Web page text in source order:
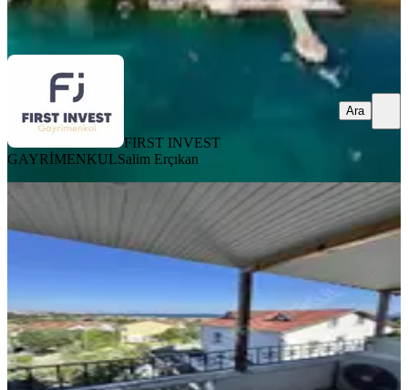
FIRST INVEST
GAYRİMENKULSalim Erçıkan
Ara
Silivri'de 130 M2 Deniz Manzaralı,
Bahçeli 2+2 Dubleks Daire
Silivri, Çanta Balaban Mahallesi
18.07.2026
6.500.000 ₺
İSTANBUL İNŞAAT & GAYRİMENKUL